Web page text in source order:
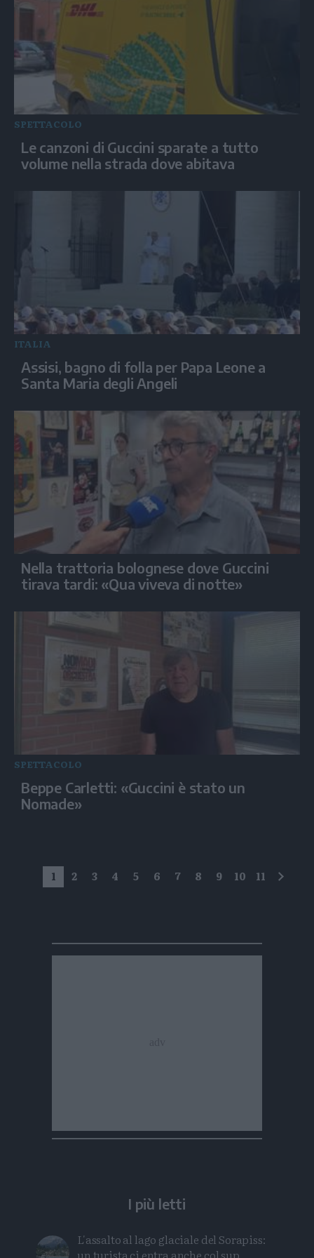
SPETTACOLO
Le canzoni di Guccini sparate a tutto
volume nella strada dove abitava
ITALIA
Assisi, bagno di folla per Papa Leone a
Santa Maria degli Angeli
Nella trattoria bolognese dove Guccini
tirava tardi: «Qua viveva di notte»
SPETTACOLO
Beppe Carletti: «Guccini è stato un
Nomade»
1 2 3 4 5 6 7 8 9 10 11
I più letti
L'assalto al lago glaciale del Sorapiss:
un turista ci entra anche col sup